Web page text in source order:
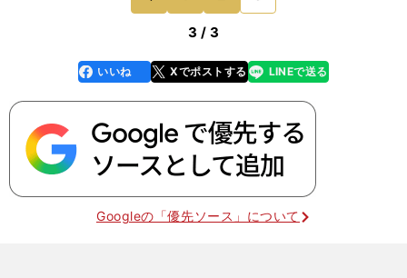
前
3 / 3
faceboo
k
いいね Xでポストする
line LINEで送る
Googleの「優先ソース」について